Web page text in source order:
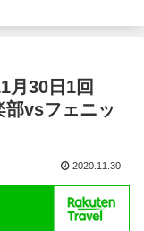
月30日1回
vsフェニッ
2020.11.30